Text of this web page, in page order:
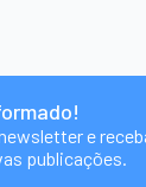
e
publicações.